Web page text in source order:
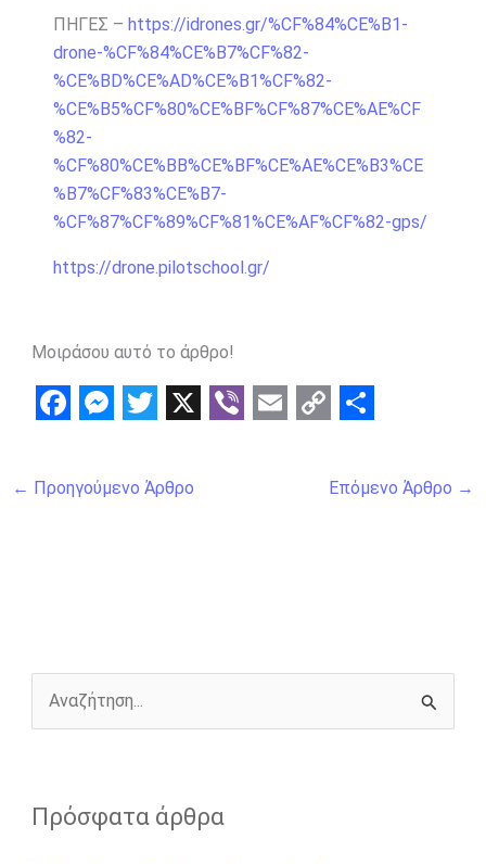
ΠΗΓΕΣ – https://idrones.gr/%CF%84%CE%B1-
drone-%CF%84%CE%B7%CF%82-
%CE%BD%CE%AD%CE%B1%CF%82-
%CE%B5%CF%80%CE%BF%CF%87%CE%AE%CF
%82-
%CF%80%CE%BB%CE%BF%CE%AE%CE%B3%CE
%B7%CF%83%CE%B7-
%CF%87%CF%89%CF%81%CE%AF%CF%82-gps/
https://drone.pilotschool.gr/
Μοιράσου αυτό το άρθρο!
a
c
k
s
e
r
w
i
k
h
a
← Προηγούμενο Άρθρο Επόμενο Άρθρο →
ζΠρόσφατα άρθρα